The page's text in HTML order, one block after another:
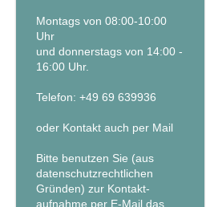
Montags von 08:00-10:00
Uhr
und donnerstags von 14:00 -
16:00 Uhr.
Telefon: +49 69 639936
oder Kontakt auch per Mail
Bitte benutzen Sie (aus
datenschutzrechtlichen
Gründen) zur Kontakt-
aufnahme per E-Mail das